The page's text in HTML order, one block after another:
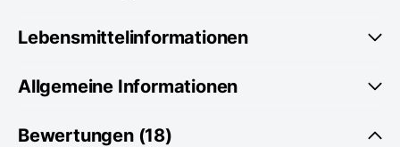
Lebensmittelinformationen
Allgemeine Informationen
Bewertungen (18)